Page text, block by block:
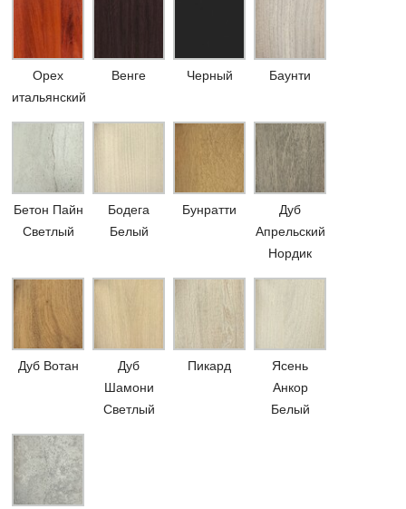
Орех
итальянский
Венге Черный Баунти
Бетон Пайн
Светлый
Бодега
Белый
Бунратти
Дуб
Апрельский
Нордик
Дуб Вотан
Дуб
Шамони
Светлый
Пикард
Ясень
Анкор
Белый